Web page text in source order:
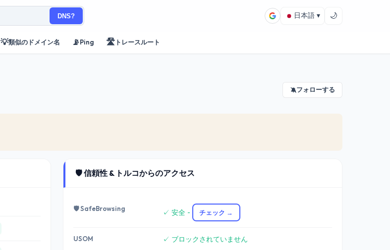
DNS? 日本語 ▾ 🌙
💡類似のドメイン名 📡Ping 🛣️ トレースルート
🔕フォローする
🛡️ 信頼性 & トルコからのアクセス
🛡️ SafeBrowsing ✓ 安全 - チェック →
USOM ✓ ブロックされていません